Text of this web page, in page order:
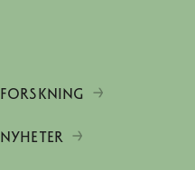
FORSKNING
NYHETER